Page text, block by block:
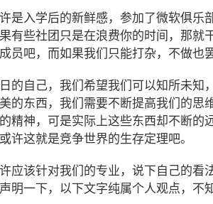
是入学后的新鲜感，参加了微软俱乐
有些社团只是在浪费你的时间，那就
员吧，而如果我们只能打杂，不做也
的自己，我们希望我们可以知所未知
的东西，我们需要不断提高我们的思
精神，可是实际上这些东西却不断的
许这就是竞争世界的生存定理吧。
应该针对我们的专业，说下自己的看
明一下，以下文字纯属个人观点，不